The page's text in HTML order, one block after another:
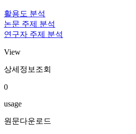
활용도 분석
논문 주제 분석
연구자 주제 분석
View
상세정보조회
0
usage
원문다운로드